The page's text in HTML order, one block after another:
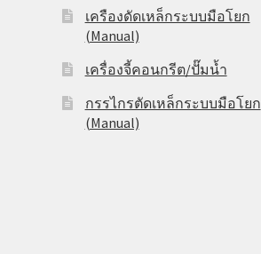
เครืองดัดเหล็กระบบมือโยก
(Manual)
เครื่องจี้คอนกรีต/ปั๊มน้ำ
กรรไกรตัดเหล็กระบบมือโยก
(Manual)